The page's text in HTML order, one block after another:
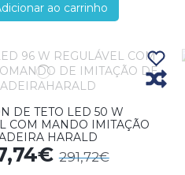
ao carrinho
DE TETO LED 50 W
COM MANDO IMITAÇÃO
HARALD
291,72€